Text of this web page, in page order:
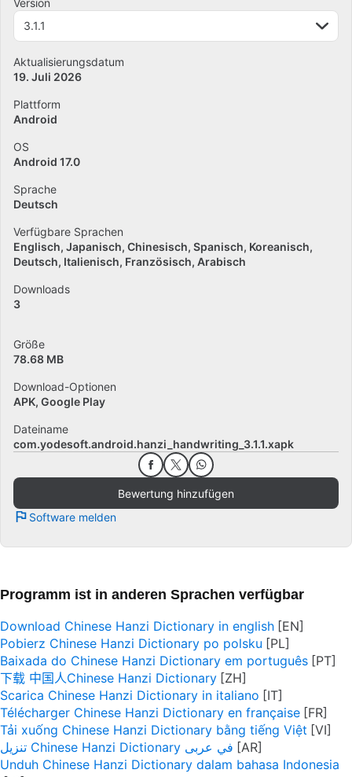
Version
3.1.1
Aktualisierungsdatum
19. Juli 2026
Plattform
Android
OS
Android 17.0
Sprache
Deutsch
Verfügbare Sprachen
Englisch Japanisch Chinesisch Spanisch Koreanisch
Deutsch Italienisch Französisch Arabisch
Downloads
3
Größe
78.68 MB
Download-Optionen
APK, Google Play
Dateiname
com.yodesoft.android.hanzi_handwriting_3.1.1.xapk
Bewertung hinzufügen
Software melden
Programm ist in anderen Sprachen verfügbar
Download Chinese Hanzi Dictionary in english
Pobierz Chinese Hanzi Dictionary po polsku
Baixada do Chinese Hanzi Dictionary em português
下载 中国人Chinese Hanzi Dictionary
Scarica Chinese Hanzi Dictionary in italiano
Télécharger Chinese Hanzi Dictionary en française
Tải xuống Chinese Hanzi Dictionary bằng tiếng Việt
تنزيل Chinese Hanzi Dictionary في عربى
Unduh Chinese Hanzi Dictionary dalam bahasa Indonesia